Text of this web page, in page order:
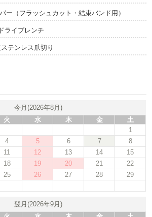
ー（フラッシュカット・結束バンド用）
ライブレンチ
テンレス爪切り
今月(2026年8月)
火 水 木 金
土
1
4 5 6 7
8
11 12 13 14
15
18 19 20 21
22
25 26 27 28
29
翌月(2026年9月)